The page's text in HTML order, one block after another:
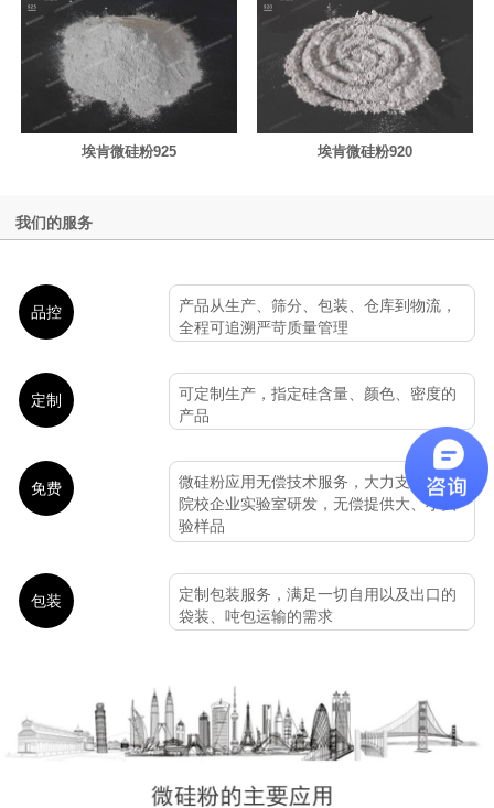
埃肯微硅粉925 埃肯微硅粉920
我们的服务
品控
产品从生产、筛分、包装、仓库到物流，
全程可追溯严苛质量管理
定制
可定制生产，指定硅含量、颜色、密度的
产品
免费
微硅粉应用无偿技术服务，大力支持各大
院校企业实验室研发，无偿提供大、小实
验样品
包装
定制包装服务，满足一切自用以及出口的
袋装、吨包运输的需求